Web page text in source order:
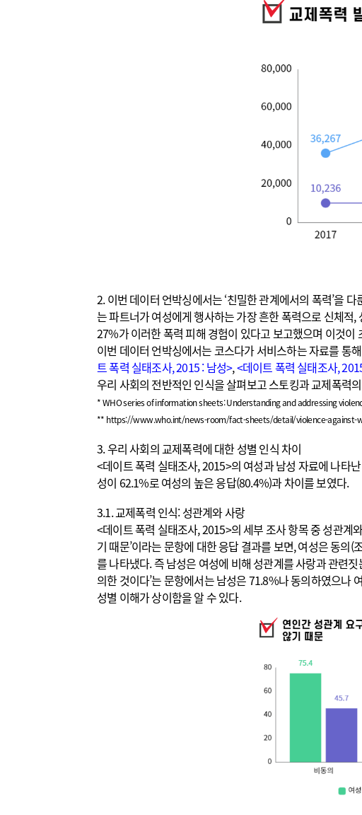
2. 이번 데이터 언박싱에서는 ‘친밀한 관계에서의 폭력’을
는 파트너가 여성에게 행사하는 가장 흔한 폭력으로 신체적
27%가 이러한 폭력 피해 경험이 있다고 보고했으며 이것
이번 데이터 언박싱에서는 코스다가 서비스하는 자료를 통
트 폭력 실태조사, 2015 : 남성>,<데이트 폭력 실태조사,
우리 사회의 전반적인 인식을 살펴보고 스토킹과 교제폭력
* WHO series of information sheets: Understanding and addressing
** https://www.who.int/news-room/fact-sheets/detail/violence-against-
3. 우리 사회의 교제폭력에 대한 성별 인식 차이
<데이트 폭력 실태조사, 2015>의 여성과 남성 자료에 나타
성이 62.1%로 여성의 높은 응답(80.4%)과 차이를 보였다.
3.1. 교제폭력 인식: 성관계와 사랑
<데이트 폭력 실태조사, 2015>의 세부 조사 항목 중 성관계
기 때문’이라는 문항에 대한 응답 결과를 보면, 여성은 동
를 나타냈다. 즉 남성은 여성에 비해 성관계를 사랑과 관련
의한 것이다’는 문항에서는 남성은 71.8%나 동의하였으나
성별 이해가 상이함을 알 수 있다.